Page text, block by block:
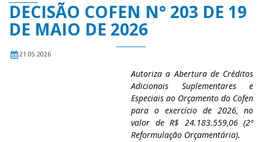
DECISÃO COFEN N° 203 DE 19
DE MAIO DE 2026
21.05.2026
Autoriza a Abertura de Créditos
Adicionais Suplementares e
Especiais ao Orçamento do Cofen
para o exercício de 2026, no
valor de R$ 24.183.559,06 (2ª
Reformulação Orçamentária).